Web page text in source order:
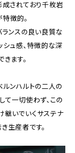
されており千枚岩
徴的。
ランスの良い良質な
シュ感、特徴的な深
ます。
ルンハルトの二人の
て一切使わず、この
継いでいくサステナ
生産者です。